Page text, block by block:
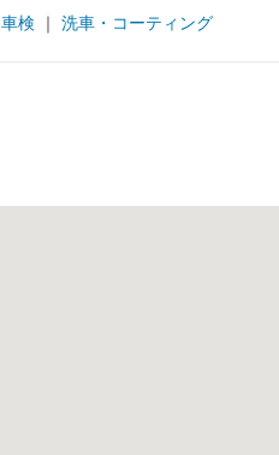
車検 ｜ 洗車・コーティング